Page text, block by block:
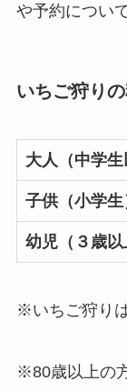
や予約につい
いちご狩り
大人（中学生
子供（小学生
幼児（３歳以
※いちご狩り
※80歳以上の